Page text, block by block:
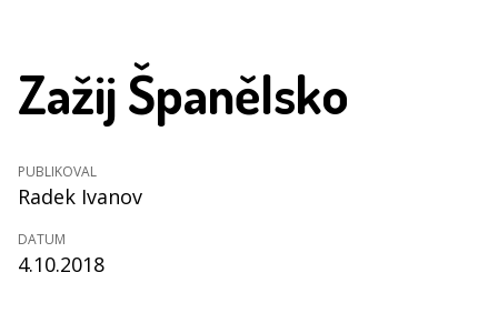
Zažij Španělsko
PUBLIKOVAL
Radek Ivanov
DATUM
4.10.2018